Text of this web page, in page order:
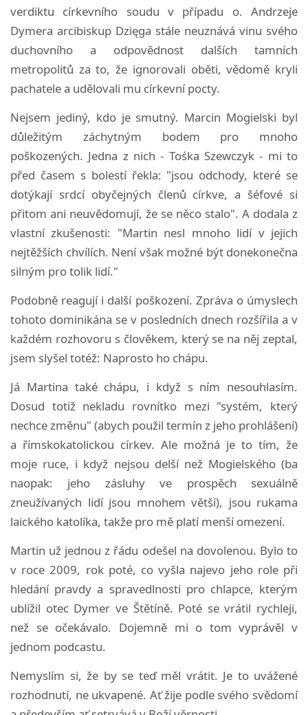
verdiktu církevního soudu v případu o. Andrzeje
Dymera arcibiskup Dzięga stále neuznává vinu svého
duchovního a odpovědnost dalších tamních
metropolitů za to, že ignorovali oběti, vědomě kryli
pachatele a udělovali mu církevní pocty.
Nejsem jediný, kdo je smutný. Marcin Mogielski byl
důležitým záchytným bodem pro mnoho
poškozených. Jedna z nich - Tośka Szewczyk - mi to
před časem s bolestí řekla: "jsou odchody, které se
dotýkají srdcí obyčejných členů církve, a šéfové si
přitom ani neuvědomují, že se něco stalo". A dodala z
vlastní zkušenosti: "Martin nesl mnoho lidí v jejich
nejtěžších chvílích. Není však možné být donekonečna
silným pro tolik lidí."
Podobně reagují i další poškození. Zpráva o úmyslech
tohoto dominikána se v posledních dnech rozšířila a v
každém rozhovoru s člověkem, který se na něj zeptal,
jsem slyšel totéž: Naprosto ho chápu.
Já Martina také chápu, i když s ním nesouhlasím.
Dosud totiž nekladu rovnítko mezi "systém, který
nechce změnu" (abych použil termín z jeho prohlášení)
a římskokatolickou církev. Ale možná je to tím, že
moje ruce, i když nejsou delší než Mogielského (ba
naopak: jeho zásluhy ve prospěch sexuálně
zneužívaných lidí jsou mnohem větší), jsou rukama
laického katolíka, takže pro mě platí menší omezení.
Martin už jednou z řádu odešel na dovolenou. Bylo to
v roce 2009, rok poté, co vyšla najevo jeho role při
hledání pravdy a spravedlnosti pro chlapce, kterým
ublížil otec Dymer ve Štětíně. Poté se vrátil rychleji,
než se očekávalo. Dojemně mi o tom vyprávěl v
jednom podcastu.
Nemyslím si, že by se teď měl vrátit. Je to uvážené
rozhodnutí, ne ukvapené. Ať žije podle svého svědomí